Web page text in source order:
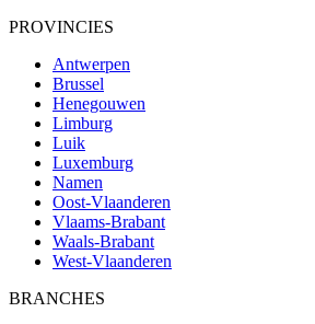
PROVINCIES
Antwerpen
Brussel
Henegouwen
Limburg
Luik
Luxemburg
Namen
Oost-Vlaanderen
Vlaams-Brabant
Waals-Brabant
West-Vlaanderen
BRANCHES